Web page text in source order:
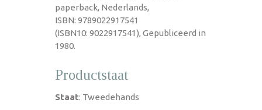
paperback, Nederlands,
ISBN: 9789022917541
(ISBN10: 9022917541), Gepubliceerd in
1980.
Productstaat
Staat: Tweedehands